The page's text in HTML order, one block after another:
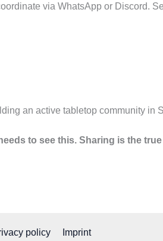
via WhatsApp or Discord.
an active tabletop community in
to see this. Sharing is the
policy
Imprint